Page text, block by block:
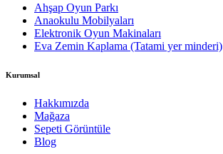
Ahşap Oyun Parkı
Anaokulu Mobilyaları
Elektronik Oyun Makinaları
Eva Zemin Kaplama (Tatami yer minderi)
Kurumsal
Hakkımızda
Mağaza
Sepeti Görüntüle
Blog